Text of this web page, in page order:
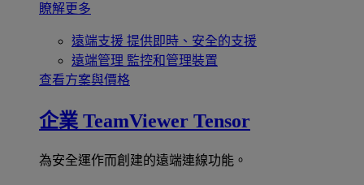
瞭解更多
遠端支援 提供即時、安全的支援
遠端管理 監控和管理裝置
查看方案與價格
企業 TeamViewer Tensor
為安全運作而創建的遠端連線功能。